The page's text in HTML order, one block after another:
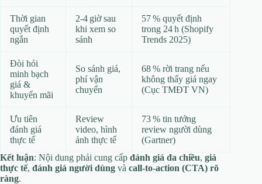
Thời gian
quyết định
ngắn
2‑4 giờ sau
khi xem so
sánh
57 % quyết định
trong 24 h (Shopify
Trends 2025)
Đòi hỏi
minh bạch
giá &
khuyến mãi
So sánh giá,
phí vận
chuyển
68 % rời trang nếu
không thấy giá ngay
(Cục TMĐT VN)
Ưu tiên
đánh giá
thực tế
Review
video, hình
ảnh thực tế
73 % tin tưởng
review người dùng
(Gartner)
Kết luận: Nội dung phải cung cấp đánh giá đa chiều, giá
thực tế, đánh giá người dùng và call‑to‑action (CTA) rõ
ràng.